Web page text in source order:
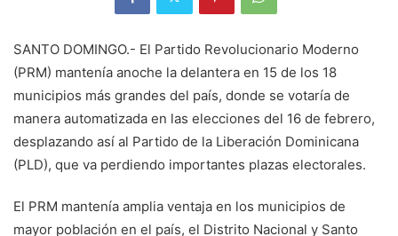
SANTO DOMINGO.- El Partido Revolucionario Moderno
(PRM) mantenía anoche la delantera en 15 de los 18
municipios más grandes del país, donde se votaría de
manera automatizada en las elecciones del 16 de febrero,
desplazando así al Partido de la Liberación Dominicana
(PLD), que va perdiendo importantes plazas electorales.
El PRM mantenía amplia ventaja en los municipios de
mayor población en el país, el Distrito Nacional y Santo